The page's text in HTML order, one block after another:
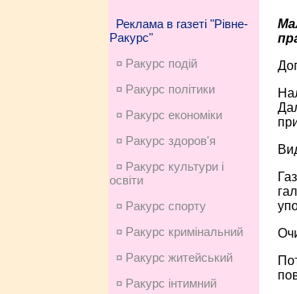
Реклама в газеті "Рівне-
Ракурс"
¤ Ракурс подій
¤ Ракурс політики
¤ Ракурс економiки
¤ Ракурс здоров'я
¤ Ракурс культури і
освіти
¤ Ракурс спорту
¤ Ракурс кримінальний
¤ Ракурс житейський
¤ Ракурс інтимний